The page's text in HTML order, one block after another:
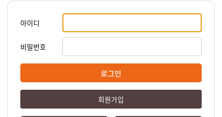
아이디
비밀번호
로그인
회원가입